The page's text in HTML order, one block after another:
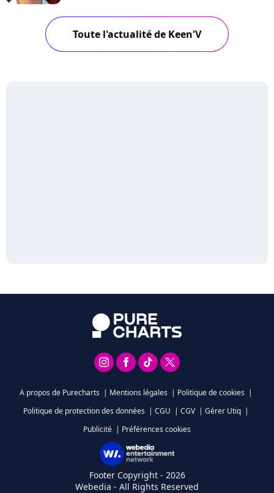
Toute l'actualité de Keen'V
A propos de Purecharts | Mentions légales | Politique de cookies |
Politique de protection des données | CGU | CGV | Gérer Utiq |
Publicité | Préférences cookies
Footer Copyright - 2026
Webedia - All Rights Reserved